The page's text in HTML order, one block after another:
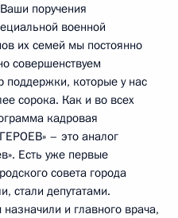
поручения
военной
их семей мы постоянно
совершенствуем
поддержки, которые у нас
сорока. Как и во всех
кадровая
– это аналог
Есть уже первые
совета города
стали депутатами.
и главного врача,